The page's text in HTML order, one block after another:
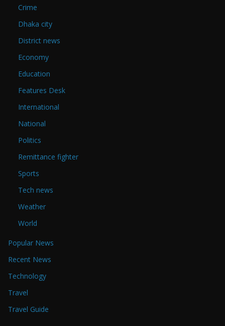
Crime
Dhaka city
District news
Economy
Education
Features Desk
International
National
Politics
Remittance fighter
Sports
Tech news
Weather
World
Popular News
Recent News
Technology
Travel
Travel Guide